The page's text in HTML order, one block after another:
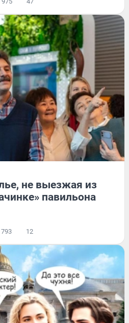
не выезжая из
павильона
793 12